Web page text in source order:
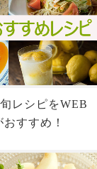
レシピをWEB
すすめ！